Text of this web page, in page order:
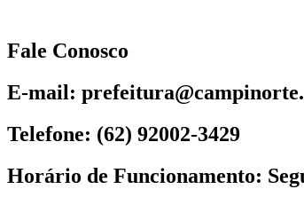
Fale Conosco
E-mail:
Telefone: (62) 92002-3429
Horário de Funcionamento: